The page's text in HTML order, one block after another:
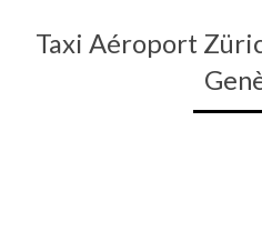
Taxi Aéroport